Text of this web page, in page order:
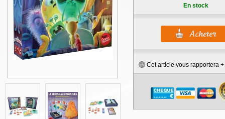
En stock
Cet article vous rapportera +